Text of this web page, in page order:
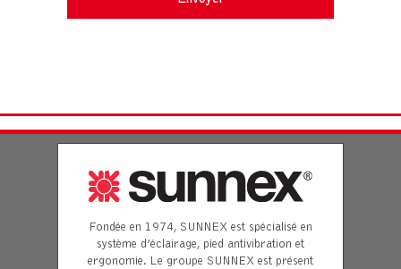
Fondée en 1974, SUNNEX est spécialisé en
système d’éclairage, pied antivibration et
ergonomie. Le groupe SUNNEX est présent